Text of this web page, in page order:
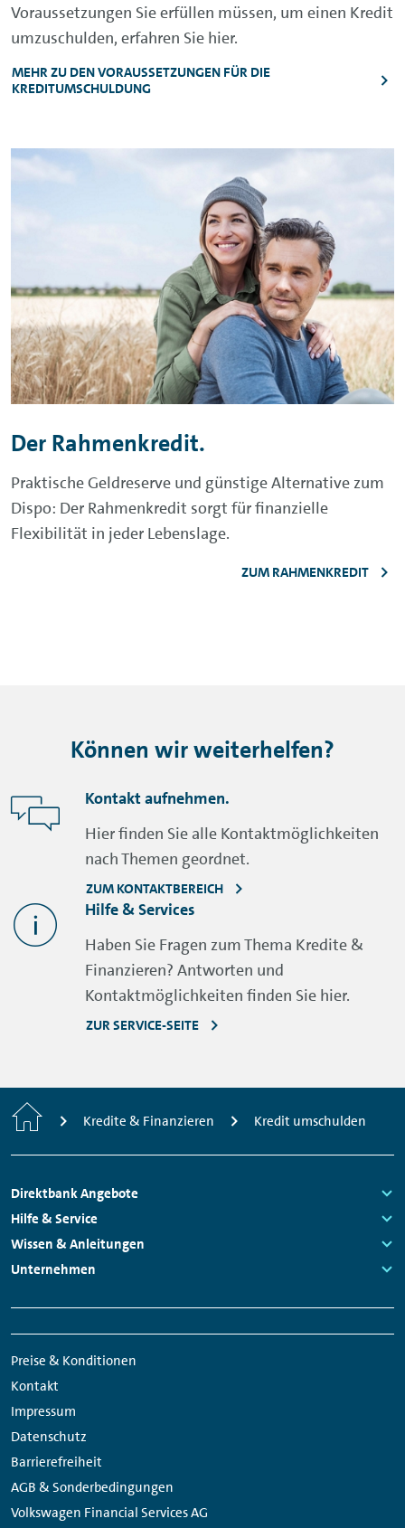
Voraussetzungen Sie erfüllen müssen, um einen Kredit
umzuschulden, erfahren Sie hier.
MEHR ZU DEN VORAUSSETZUNGEN FÜR DIE
KREDITUMSCHULDUNG
Der Rahmenkredit.
Praktische Geldreserve und günstige Alternative zum
Dispo: Der Rahmenkredit sorgt für finanzielle
Flexibilität in jeder Lebenslage.
ZUM RAHMENKREDIT
Können wir weiterhelfen?
Kontakt aufnehmen.
Hier finden Sie alle Kontaktmöglichkeiten
nach Themen geordnet.
ZUM KONTAKTBEREICH
Hilfe & Services
Haben Sie Fragen zum Thema Kredite &
Finanzieren? Antworten und
Kontaktmöglichkeiten finden Sie hier.
ZUR SERVICE-SEITE
Home Kredite & Finanzieren Kredit umschulden
Footer
Navigation
Direktbank Angebote
Links:
Hilfe & Service
Links:
Wissen & Anleitungen
Links:
Unternehmen
Navigation
Preise & Konditionen
Kontakt
Impressum
Datenschutz
Barrierefreiheit
AGB & Sonderbedingungen
Volkswagen Financial Services AG
Media
Links